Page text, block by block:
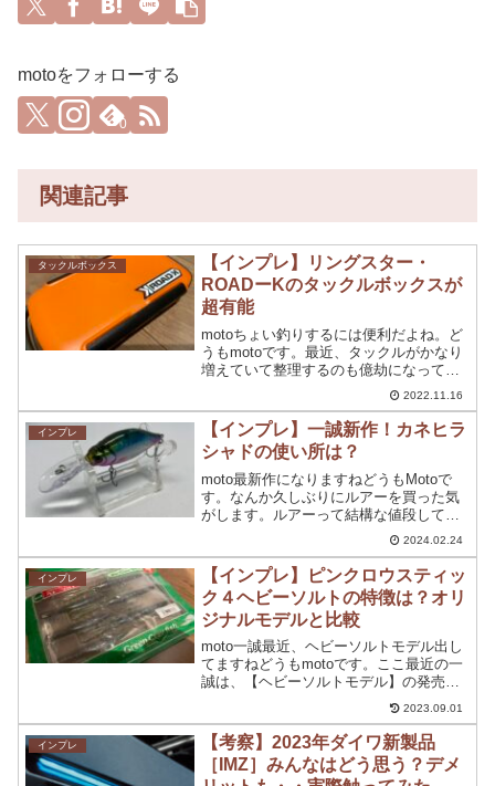
motoをフォローする
0
関連記事
タックルボックス
【インプレ】リングスター・
ROADーKのタックルボックスが
超有能
motoちょい釣りするには便利だよね。ど
うもmotoです。最近、タックルがかなり
増えていて整理するのも億劫になってき
ています。。断捨離はまだしません！！
ってことで、今回インプレ・レビューす
るのはリングスターから発売されている
伊豫部 健×リン...
2022.11.16
インプレ
【インプレ】一誠新作！カネヒラ
シャドの使い所は？
moto最新作になりますねどうもMotoで
す。なんか久しぶりにルアーを買った気
がします。ルアーって結構な値段してい
る気がするのは気のせいですかね？昔は
1000円くらいで購入できていた気がする
んですが‘’‘ともあれ、今回購入したのが
一誠 KA...
2024.02.24
インプレ
【インプレ】ピンクロウスティッ
ク４ヘビーソルトの特徴は？オリ
ジナルモデルと比較
moto一誠最近、ヘビーソルトモデル出し
てますねどうもmotoです。ここ最近の一
誠は、【ヘビーソルトモデル】の発売が
結構多くなっていますね。正直なところ
ヘビーソルトモデルと既存のオリジナル
モデルの違いはあるかもしれませんが、
古いモデルのタイ...
2023.09.01
インプレ
【考察】2023年ダイワ新製品
［IMZ］みんなはどう思う？デメ